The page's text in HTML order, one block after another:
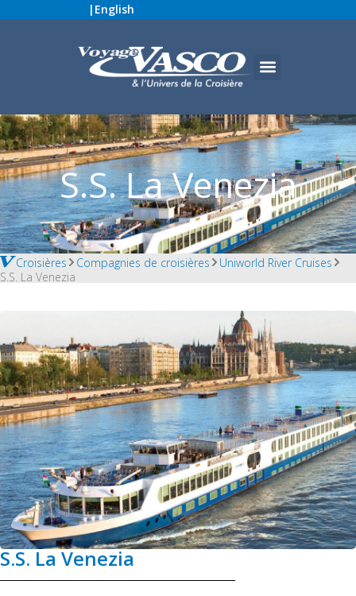
| English
S.S. La Venezia
Croisières Compagnies de croisières
Uniworld River Cruises
S.S. La Venezia
S.S. La Venezia